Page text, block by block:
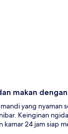
makan
yang nyaman
Keinginan
kamar 24 jam siap